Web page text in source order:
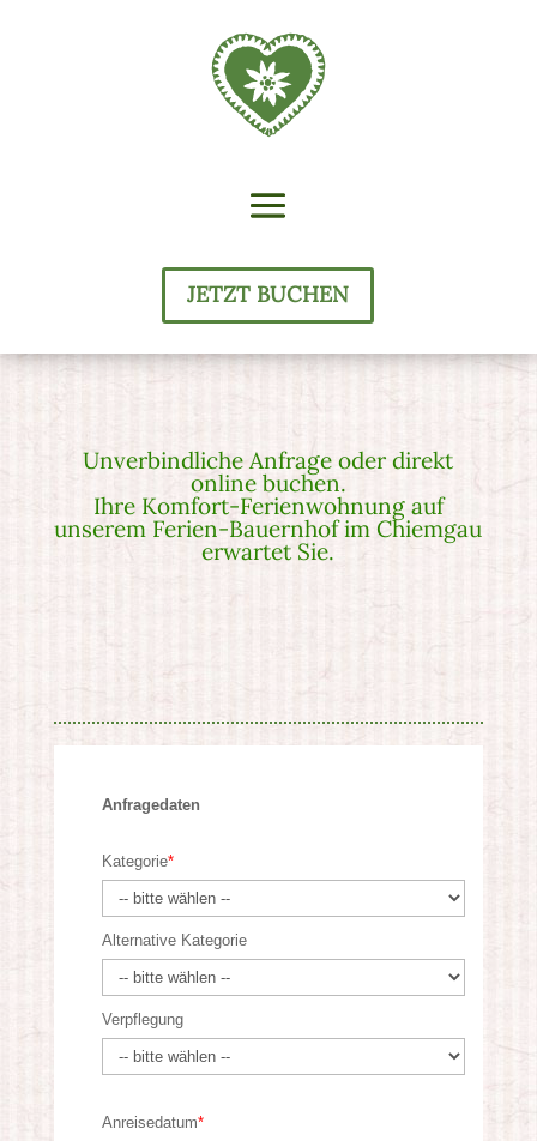
JETZT BUCHEN
Unverbindliche Anfrage oder direkt
online buchen.
Ihre Komfort-Ferienwohnung auf
unserem Ferien-Bauernhof im Chiemgau
erwartet Sie.